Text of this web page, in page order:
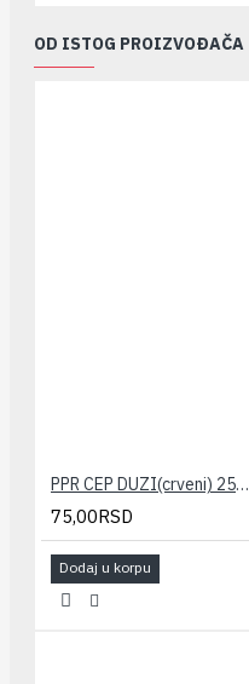
OD ISTOG PROIZVOĐAČA
PPR CEP DUZI(crveni) 25x3/4" PESTAN
75,00RSD
Dodaj u korpu